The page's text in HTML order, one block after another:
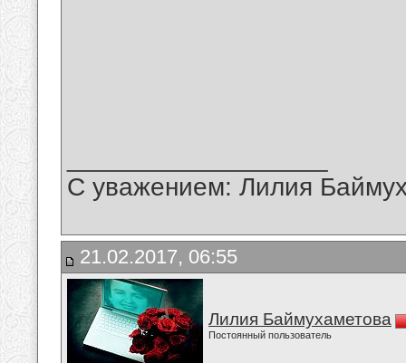
С уважением: Лилия
21.02.2017, 06:55
Лилия Баймухаметова
Постоянный пользователь